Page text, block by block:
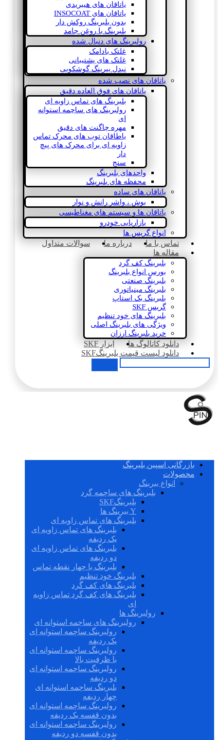
یاتاقان های هیبریدی
یاتاقان های INSOCOAT
بدون بلبرینگ روکش دار
بلبرینگ با روغن جامد
رولبرینگ های دنبال شده
غلتک بادامک
غلتک های پشتیبانی
نیدل بیرینگ گوشکوبی
یاتاقان های نصب شده
یاتاقان های فوق العاده دقیق
بلبرینگ های تماس زاویه ای
رولبرینگ های ساچمه استوانه
ای
مهره چاگنت های دقیق
یاطاقان توپ های محرک تماس
زاویه ای برای محرک های پیچ
دار
سنج
واحدهای بلبرینگ
محفظه های بلبرینگ
یاتاقان های ساده
بوش ، واشر رانش و نوار
یاتاقان ها و سیستم های مغناطیسی
بازاریابی خودرو
انواع گریس ها
تماس با ما درباره ما
سوالات متداول
مقاله ها
بلبرینگ کف گرد
بورس انواع بلبرینگ
بلبرینگ صنعتی
بلبرینگ مینیاتوری
بلبرینگ بک استاپ
گریس SKF
بلبرینگ های خود تنظیم
ویژگی های بلبرینگ اصلی
خرید بلبرینگ ارزان
دانلود کاتالوگ ها
ابزار SKF
دانلود لیست قیمت بلبرینگSKF
بازرگانی اسپین بلبرینگ
محصولات
انواع بیرینگ
بلبرینگ های ساچمه گرد
بلبرینگSKF
Y بیرینگ ها
بلبرینگ های تماس زاویه ای
بلبرینگ های تماس زاویه ای
یک ردیفه
بلبرینگ های تماس زاویه ای
دو ردیفه
بلبرینگ با چهار نقطه تماس
بلبرینگ خود تنظیم
بلبرینگ های کف گرد
بلبرینگ های کف گرد تماس زاویه
ای
رولبرینگ ها
رولبرینگ های ساچمه استوانه ای
رولبرینگ ساچمه استوانه ای
یک ردیفه
رولبرینگ ساچمه استوانه ای
با ظرفیت بالا
رولبرینگ ساچمه استوانه ای
دو ردیفه
بلبرینگ ساچمه استوانه ای
چهار ردیفه
رولبرینگ ساچمه استوانه ای
بدون قفسه یک ردیفه
رولبرینگ ساچمه استوانه ای
بدون قفسه دو ردیفه